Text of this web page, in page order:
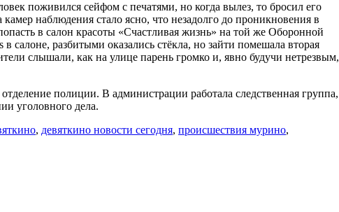
поживился сейфом с печатями, но когда вылез, то бросил его
наблюдения стало ясно, что незадолго до проникновения в
в салон красоты «Счастливая жизнь» на той же Оборонной
в салоне, разбитыми оказались стёкла, но зайти помешала вторая
слышали, как на улице парень громко и, явно будучи нетрезвым,
полиции. В администрации работала следственная группа,
уголовного дела.
, девяткино новости сегодня, происшествия мурино,